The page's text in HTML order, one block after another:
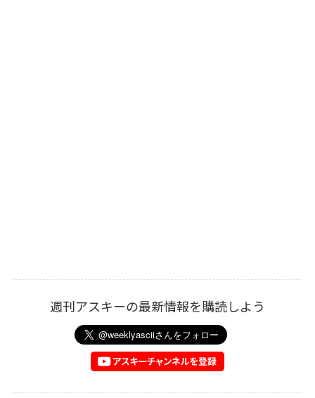
週刊アスキーの最新情報を購読しよう